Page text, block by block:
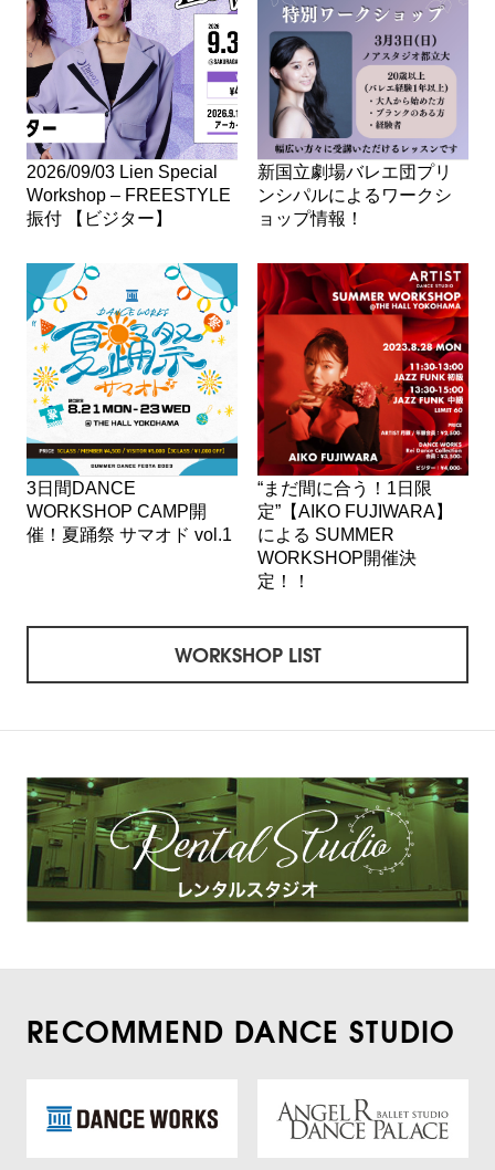
2026/09/03 Lien Special
Workshop – FREESTYLE
振付 【ビジター】
新国立劇場バレエ団プリ
ンシパルによるワークシ
ョップ情報！
3日間DANCE
WORKSHOP CAMP開
催！夏踊祭 サマオド vol.1
“まだ間に合う！1日限
定”【AIKO FUJIWARA】
による SUMMER
WORKSHOP開催決
定！！
WORKSHOP LIST
RECOMMEND DANCE STUDIO